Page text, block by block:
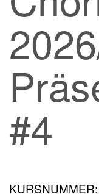
#4